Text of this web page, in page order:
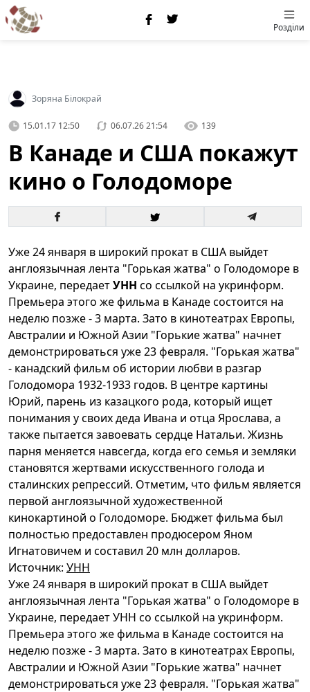
Розділи
Зоряна Білокрай
15.01.17 12:50 06.07.26 21:54 139
В Канаде и США покажут
кино о Голодоморе
Уже 24 января в широкий прокат в США выйдет
англоязычная лента "Горькая жатва" о Голодоморе в
Украине, передаетУНН со ссылкой на укринформ.
Премьера этого же фильма в Канаде состоится на
неделю позже - 3 марта. Зато в кинотеатрах Европы,
Австралии и Южной Азии "Горькие жатва" начнет
демонстрироваться уже 23 февраля. "Горькая жатва"
- канадский фильм об истории любви в разгар
Голодомора 1932-1933 годов. В центре картины
Юрий, парень из казацкого рода, который ищет
понимания у своих деда Ивана и отца Ярослава, а
также пытается завоевать сердце Натальи. Жизнь
парня меняется навсегда, когда его семья и земляки
становятся жертвами искусственного голода и
сталинских репрессий. Отметим, что фильм является
первой англоязычной художественной
кинокартиной о Голодоморе. Бюджет фильма был
полностью предоставлен продюсером Яном
Игнатовичем и составил 20 млн долларов.
Источник: УНН
Уже 24 января в широкий прокат в США выйдет
англоязычная лента "Горькая жатва" о Голодоморе в
Украине, передает УНН со ссылкой на укринформ.
Премьера этого же фильма в Канаде состоится на
неделю позже - 3 марта. Зато в кинотеатрах Европы,
Австралии и Южной Азии "Горькие жатва" начнет
демонстрироваться уже 23 февраля. "Горькая жатва"